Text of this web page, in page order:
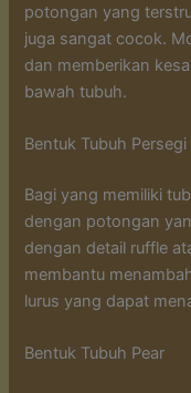
potongan yang
juga sangat cocok.
dan memberikan
bawah tubuh.
Bentuk Tubuh Persegi
Bagi yang memiliki
dengan potongan
dengan detail ruffle
membantu
lurus yang dapat
Bentuk Tubuh Pear